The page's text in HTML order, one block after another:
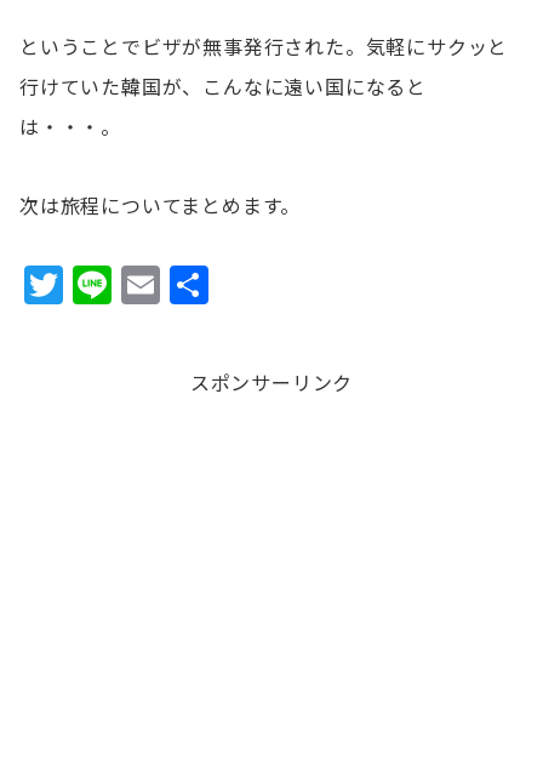
ということでビザが無事発行された。気軽にサクッと
行けていた韓国が、こんなに遠い国になると
は・・・。
次は旅程についてまとめます。
T Li E
aiスポンサーリンク